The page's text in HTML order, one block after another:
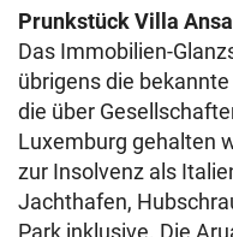
Prunkstück Villa
Das Immobilien-
übrigens die
die über
Luxemburg gehalten
zur Insolvenz als
Jachthafen,